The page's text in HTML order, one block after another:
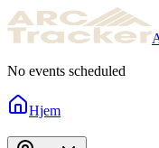
No events scheduled
Hjem